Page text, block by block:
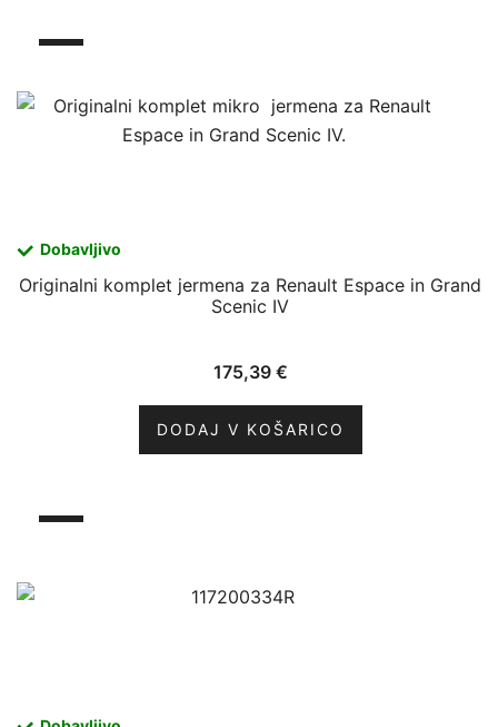
Dobavljivo
Originalni komplet jermena za Renault Espace in Grand
Scenic IV
175,39 €
DODAJ V KOŠARICO